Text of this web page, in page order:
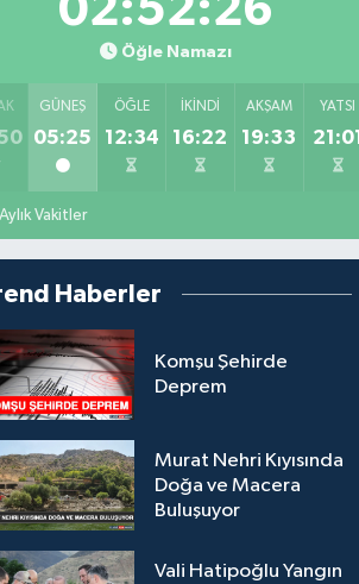
Öğle Namazı
GÜNEŞ
05:25
ÖĞLE
12:34
İKINDI
16:22
AKŞAM
19:33
YATSI
21:01
Aylık Vakitler
Haberler
Komşu Şehirde
Deprem
Murat Nehri Kıyısında
Doğa ve Macera
Buluşuyor
Vali Hatipoğlu Yangın